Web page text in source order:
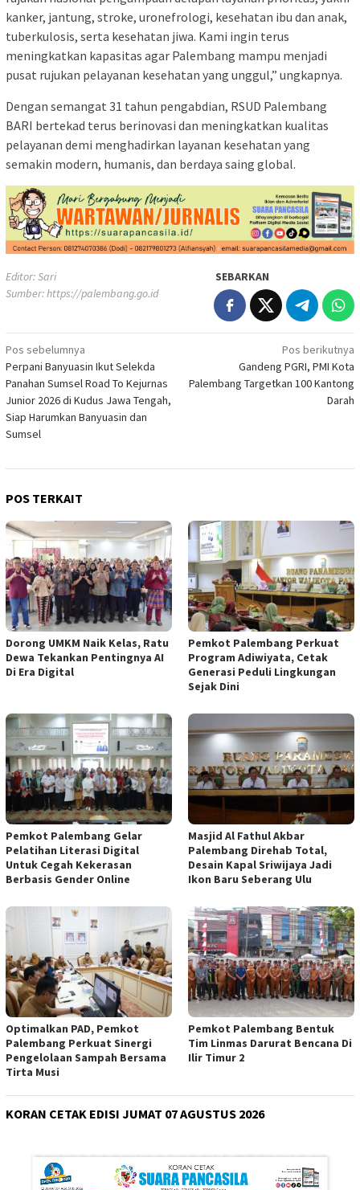
kanker, jantung, stroke, uronefrologi, kesehatan ibu dan anak,
tuberkulosis, serta kesehatan jiwa. Kami ingin terus
meningkatkan kapasitas agar Palembang mampu menjadi
pusat rujukan pelayanan kesehatan yang unggul,” ungkapnya.
Dengan semangat 31 tahun pengabdian, RSUD Palembang
BARI bertekad terus berinovasi dan meningkatkan kualitas
pelayanan demi menghadirkan layanan kesehatan yang
semakin modern, humanis, dan berdaya saing global.
Editor: Sari
Sumber:https://palembang.go.id
SEBARKAN
Navigasi
pos
Pos sebelumnya
Perpani Banyuasin Ikut Selekda
Panahan Sumsel Road To Kejurnas
Junior 2026 di Kudus Jawa Tengah,
Siap Harumkan Banyuasin dan
Sumsel‎
Pos berikutnya
Gandeng PGRI, PMI Kota
Palembang Targetkan 100 Kantong
Darah
POS TERKAIT
Dorong UMKM Naik Kelas, Ratu
Dewa Tekankan Pentingnya AI
Di Era Digital
Pemkot Palembang Perkuat
Program Adiwiyata, Cetak
Generasi Peduli Lingkungan
Sejak Dini
Pemkot Palembang Gelar
Pelatihan Literasi Digital
Untuk Cegah Kekerasan
Berbasis Gender Online
Masjid Al Fathul Akbar
Palembang Direhab Total,
Desain Kapal Sriwijaya Jadi
Ikon Baru Seberang Ulu
Optimalkan PAD, Pemkot
Palembang Perkuat Sinergi
Pengelolaan Sampah Bersama
Tirta Musi
Pemkot Palembang Bentuk
Tim Linmas Darurat Bencana Di
Ilir Timur 2
KORAN CETAK EDISI JUMAT 07 AGUSTUS 2026